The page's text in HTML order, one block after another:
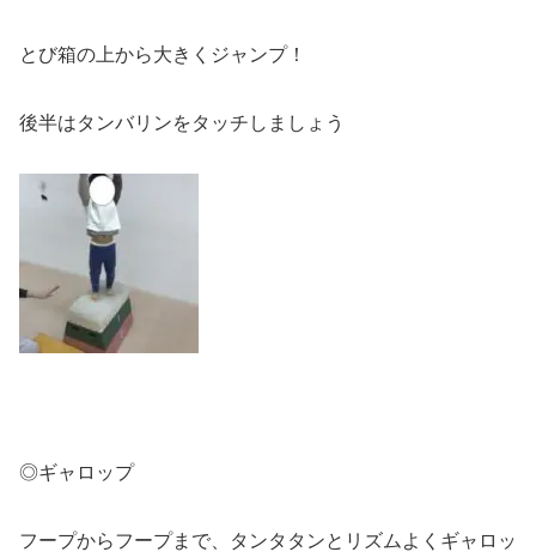
とび箱の上から大きくジャンプ！
後半はタンバリンをタッチしましょう
◎ギャロップ
フープからフープまで、タンタタンとリズムよくギャロッ